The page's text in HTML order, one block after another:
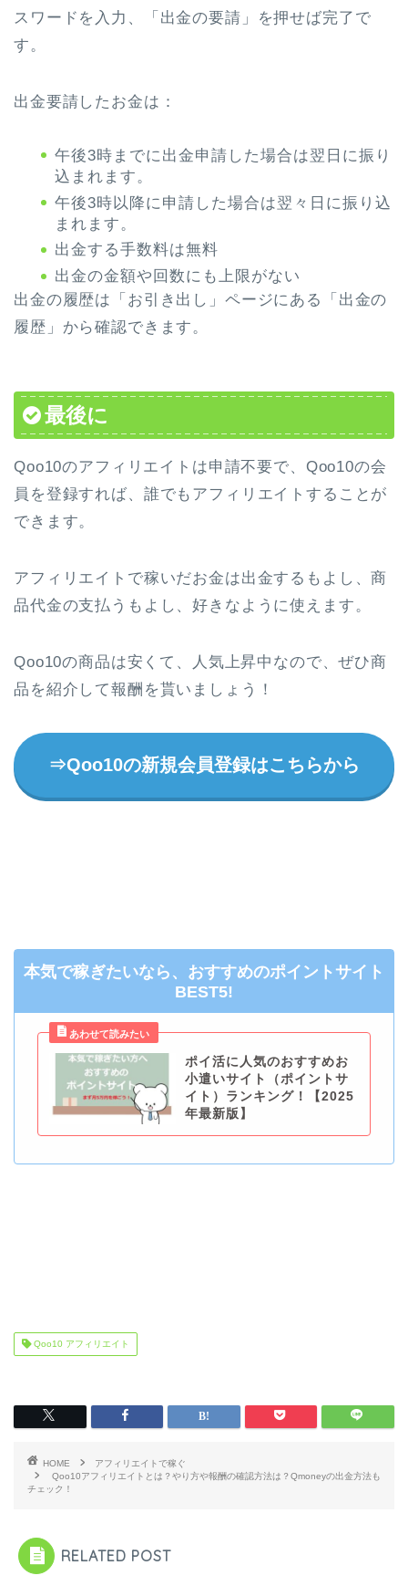
スワードを入力、「出金の要請」を押せば完了で
す。
出金要請したお金は：
午後3時までに出金申請した場合は翌日に振り
込まれます。
午後3時以降に申請した場合は翌々日に振り込
まれます。
出金する手数料は無料
出金の金額や回数にも上限がない
出金の履歴は「お引き出し」ページにある「出金の
履歴」から確認できます。
最後に
Qoo10のアフィリエイトは申請不要で、Qoo10の会
員を登録すれば、誰でもアフィリエイトすることが
できます。
アフィリエイトで稼いだお金は出金するもよし、商
品代金の支払うもよし、好きなように使えます。
Qoo10の商品は安くて、人気上昇中なので、ぜひ商
品を紹介して報酬を貰いましょう！
⇒Qoo10の新規会員登録はこちらから
本気で稼ぎたいなら、おすすめのポイントサイト
BEST5!
ポイ活に人気のおすすめお
小遣いサイト（ポイントサ
イト）ランキング！【2025
年最新版】
Qoo10 アフィリエイト
HOME
アフィリエイトで稼ぐ
Qoo10アフィリエイトとは？やり方や報酬の確認方法は？Qmoneyの出金方法も
チェック！
RELATED POST